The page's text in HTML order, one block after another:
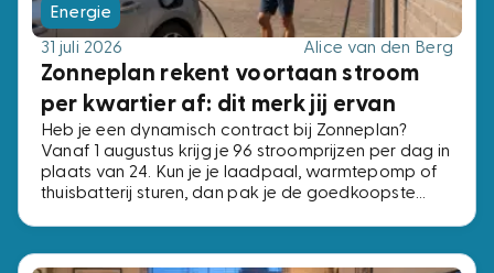
Energie
31 juli 2026
Alice van den Berg
Zonneplan rekent voortaan stroom
per kwartier af: dit merk jij ervan
Heb je een dynamisch contract bij Zonneplan?
Vanaf 1 augustus krijg je 96 stroomprijzen per dag in
plaats van 24. Kun je je laadpaal, warmtepomp of
thuisbatterij sturen, dan pak je de goedkoopste